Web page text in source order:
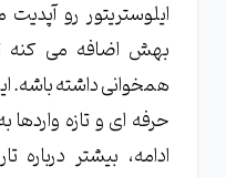
ایلوستریتور رو
بهش اضافه می کنه تا
همخوانی داشته باشه.
حرفه ای و تازه
ادامه، بیشتر درباره